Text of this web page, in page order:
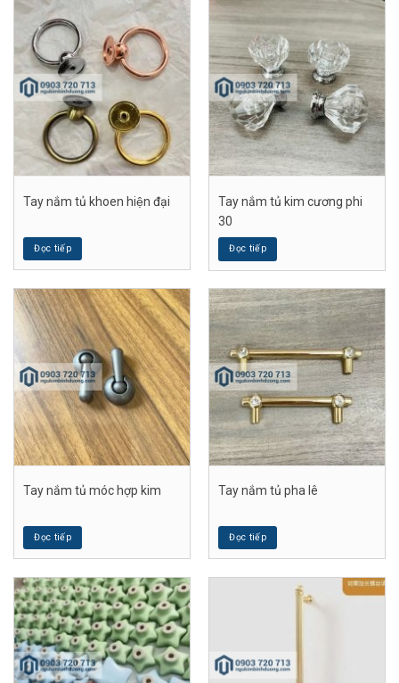
Tay nắm tủ khoen hiện đại
Đọc tiếp
Tay nắm tủ kim cương phi
30
Đọc tiếp
Tay nắm tủ móc hợp kim
Đọc tiếp
Tay nắm tủ pha lê
Đọc tiếp